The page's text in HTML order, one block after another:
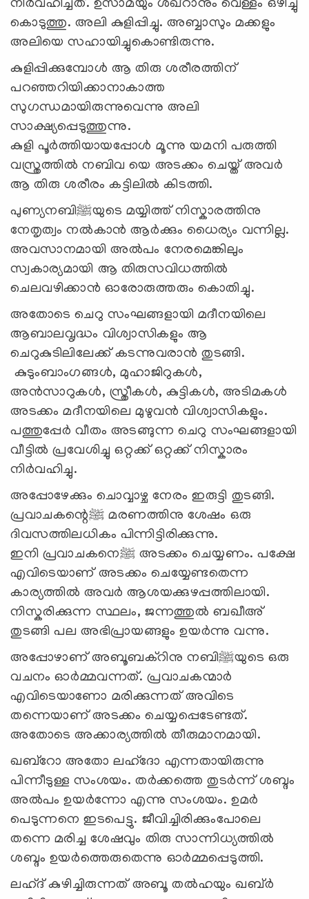
നിര്‍വഹിച്ചത്. ഉസാമയും ശഖ്റാനും വെള്ളം ഒഴിച്ചു
കൊടുത്തു. അലി കുളിപ്പിച്ചു. അബ്ബാസും മക്കളും
അലിയെ സഹായിച്ചുകൊണ്ടിരുന്നു.
കുളിപ്പിക്കുമ്പോള്‍ ആ തിരു ശരീരത്തിന്
പറഞ്ഞറിയിക്കാനാകാത്ത
സുഗന്ധമായിരുന്നുവെന്നു അലി
സാക്ഷ്യപ്പെടുത്തുന്നു.
കുളി പൂര്‍ത്തിയായപ്പോള്‍ മൂന്നു യമനി പരുത്തി
വസ്ത്രത്തില്‍ നബിവ യെ അടക്കം ചെയ്ത് അവര്‍
ആ തിരു ശരീരം കട്ടിലില്‍ കിടത്തി.
പുണ്യനബിﷺയുടെ മയ്യിത്ത് നിസ്കാരത്തിനു
നേതൃത്വം നല്‍കാന്‍ ആര്‍ക്കും ധൈര്യം വന്നില്ല.
അവസാനമായി അല്‍പം നേരമെങ്കിലും
സ്വകാര്യമായി ആ തിരുസവിധത്തില്‍
ചെലവഴിക്കാന്‍ ഓരോരുത്തരും കൊതിച്ചു.
അതോടെ ചെറു സംഘങ്ങളായി മദീനയിലെ
ആബാലവൃദ്ധം വിശ്വാസികളും ആ
ചെറുകുടിലിലേക്ക് കടന്നുവരാന്‍ തുടങ്ങി.
കുടുംബാംഗങ്ങള്‍, മുഹാജിറുകള്‍,
അൻസാറുകൾ, സ്ത്രീകള്‍, കുട്ടികള്‍, അടിമകള്‍
അടക്കം മദീനയിലെ മുഴുവന്‍ വിശ്വാസികളും.
പത്തുപ്പേർ വീതം അടങ്ങുന്ന ചെറു സംഘങ്ങളായി
വീട്ടില്‍ പ്രവേശിച്ചു ഒറ്റക്ക് ഒറ്റക്ക് നിസ്കാരം
നിര്‍വഹിച്ചു.
അപ്പോഴേക്കും ചൊവ്വാഴ്ച നേരം ഇരുട്ടി തുടങ്ങി.
പ്രവാചകന്റെﷺ മരണത്തിനു ശേഷം ഒരു
ദിവസത്തിലധികം പിന്നിട്ടിരിക്കുന്നു.
ഇനി പ്രവാചകനെﷺ അടക്കം ചെയ്യണം. പക്ഷേ
എവിടെയാണ് അടക്കം ചെയ്യേണ്ടതെന്ന
കാര്യത്തില്‍ അവര്‍ ആശയക്കുഴപ്പത്തിലായി.
നിസ്കരിക്കുന്ന സ്ഥലം, ജന്നത്തുല്‍ ബഖീഅ്
തുടങ്ങി പല അഭിപ്രായങ്ങളും ഉയര്‍ന്നു വന്നു.
അപ്പോഴാണ്‌ അബൂബക്റിനു നബിﷺയുടെ ഒരു
വചനം ഓര്‍മ്മവന്നത്. പ്രവാചകന്മാര്‍
എവിടെയാണോ മരിക്കുന്നത് അവിടെ
തന്നെയാണ് അടക്കം ചെയ്യപ്പെടേണ്ടത്.
അതോടെ അക്കാര്യത്തില്‍ തീരുമാനമായി.
ഖബ്റോ അതോ ലഹ്ദോ എന്നതായിരുന്നു
പിന്നീടുള്ള സംശയം. തര്‍ക്കത്തെ തുടര്‍ന്ന് ശബ്ദം
അല്‍പം ഉയര്‍ന്നോ എന്നു സംശയം. ഉമര്‍
പെടുന്നനെ ഇടപെട്ടു. ജീവിച്ചിരിക്കുംപോലെ
തന്നെ മരിച്ച ശേഷവും തിരു സാന്നിധ്യത്തില്‍
ശബ്ദം ഉയര്‍ത്തെരുതെന്നു ഓര്‍മ്മപ്പെടുത്തി.
ലഹ്ദ് കുഴിച്ചിരുന്നത് അബൂ തല്‍ഹയും ഖബ്ര്‍